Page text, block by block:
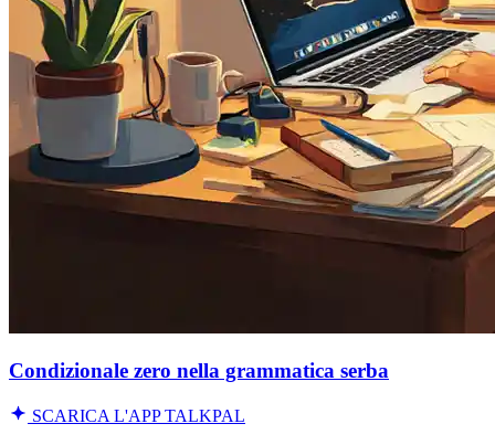
Condizionale zero nella grammatica serba
SCARICA L'APP TALKPAL